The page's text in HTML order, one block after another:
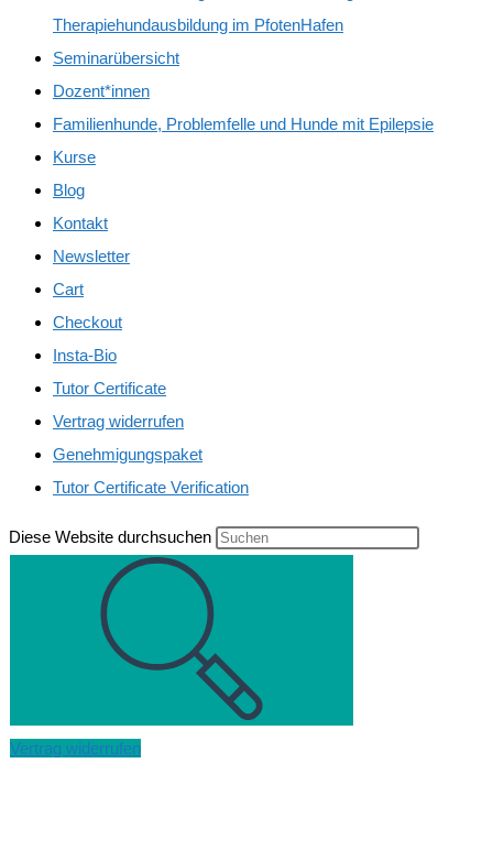
Therapiehundausbildung im PfotenHafen
Seminarübersicht
Dozent*innen
Familienhunde, Problemfelle und Hunde mit Epilepsie
Kurse
Blog
Kontakt
Newsletter
Cart
Checkout
Insta-Bio
Tutor Certificate
Vertrag widerrufen
Genehmigungspaket
Tutor Certificate Verification
Diese Website durchsuchen
Vertrag widerrufen